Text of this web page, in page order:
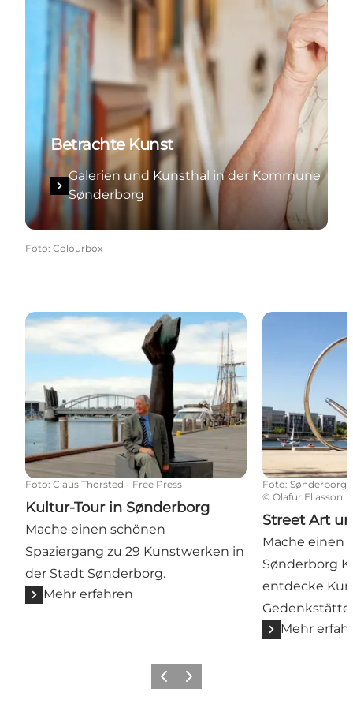
Betrachte Kunst
Galerien und Kunsthal in der Kommune
Sønderborg
Foto: Colourbox
Kultur-Tour in Sønderborg
Foto: Claus Thorsted - Free Press
Kultur-Tour in Sønderborg
Mache einen schönen
Spaziergang zu 29 Kunstwerken in
der Stadt Sønderborg.
Mehr erfahren
Street Art
Foto: Sønderborg
©Olafur Eliasson
Street Art
Mache einen
Sønderborg
entdecke
Mehr
ZurückWeiter